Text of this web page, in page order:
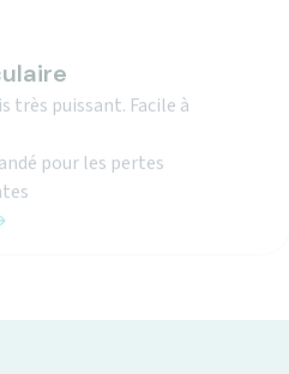
très puissant. Facile à
pour les pertes